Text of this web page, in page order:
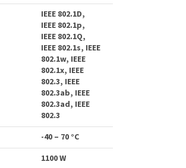
IEEE 802.1D,
IEEE 802.1p,
IEEE 802.1Q,
IEEE 802.1s, IEEE
802.1w, IEEE
802.1x, IEEE
802.3, IEEE
802.3ab, IEEE
802.3ad, IEEE
802.3
-40 – 70 °C
1100 W